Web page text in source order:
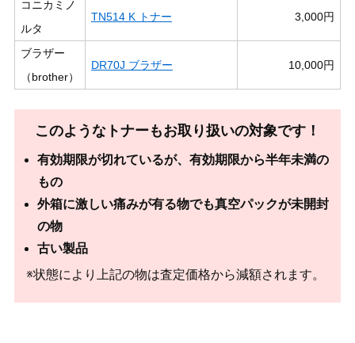
コニカミノ
ルタ
TN514 K トナー 3,000円
ブラザー
（brother）
DR70J ブラザー 10,000円
このようなトナーもお取り扱いの対象です！
有効期限が切れているが、有効期限から半年未満の
もの
外箱に激しい痛みが有る物でも真空パックが未開封
の物
古い製品
※状態により上記の物は査定価格から減額されます。